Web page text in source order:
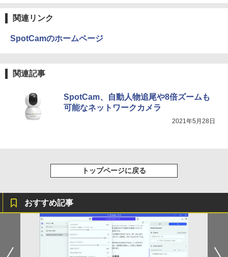
関連リンク
SpotCamのホームページ
関連記事
SpotCam、自動人物追尾や8倍ズームも
可能なネットワークカメラ
2021年5月28日
トップページに戻る
おすすめ記事